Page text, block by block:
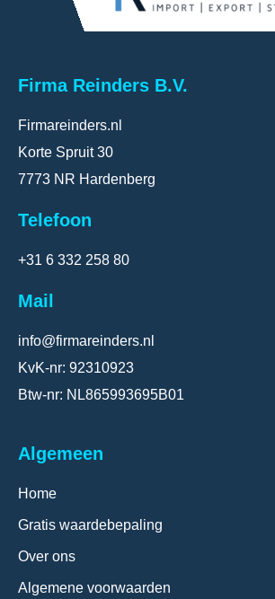
Firma Reinders B.V.
Firmareinders.nl
Korte Spruit 30
7773 NR Hardenberg
Telefoon
+31 6 332 258 80
Mail
info@firmareinders.nl
KvK-nr: 92310923
Btw-nr: NL865993695B01
Algemeen
Home
Gratis waardebepaling
Over ons
Algemene voorwaarden